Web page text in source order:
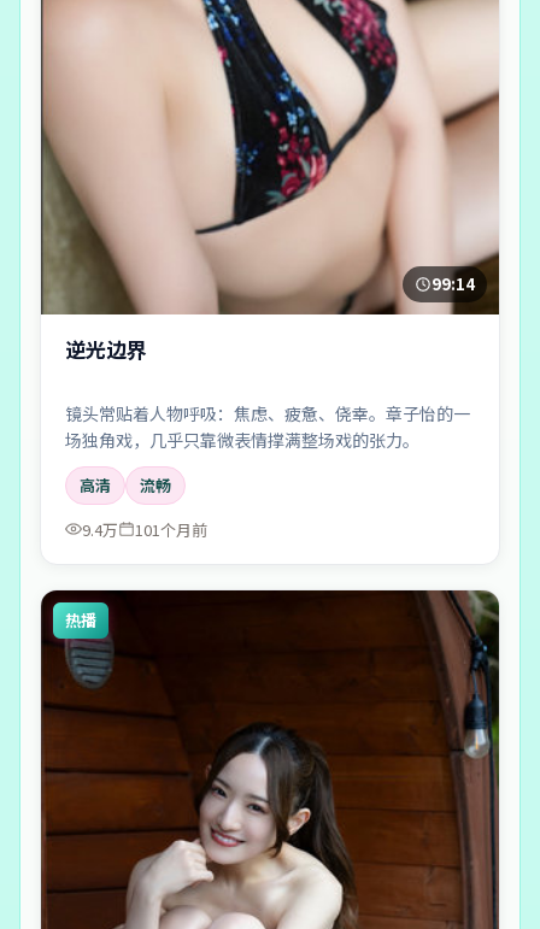
99:14
逆光边界
镜头常贴着人物呼吸：焦虑、疲惫、侥幸。章子怡的一
场独角戏，几乎只靠微表情撑满整场戏的张力。
高清
流畅
9.4万
101个月前
热播